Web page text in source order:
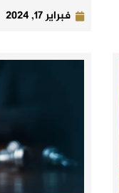
فبراير 17, 2024